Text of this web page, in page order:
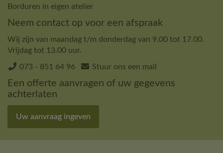
Borduren in eigen atelier
Neem contact op voor een afspraak
Wij zijn van maandag t/m donderdag van 9.00 tot 17.00.
Vrijdag tot 13.00 uur.
073 - 851 64 96 Stuur ons een mail
Een offerte aanvragen of uw gegevens
achterlaten
Uw aanvraag ingeven